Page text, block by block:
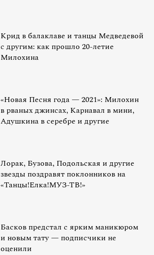
Крид в балаклаве и танцы Медведевой
с другим: как прошло 20-летие
Милохина
«Новая Песня года — 2021»: Милохин
в рваных джинсах, Карнавал в мини,
Адушкина в серебре и другие
Лорак, Бузова, Подольская и другие
звезды поздравят поклонников на
«Танцы!Елка!МУЗ-ТВ!»
Басков предстал с ярким маникюром
и новым тату — подписчики не
оценили